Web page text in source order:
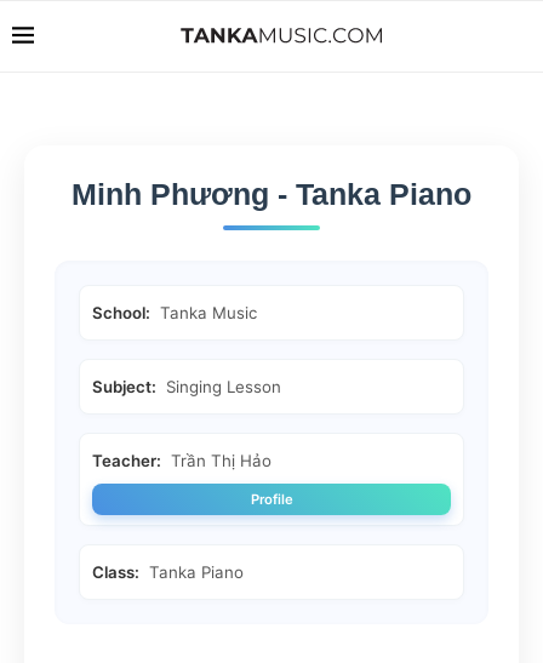
Minh Phương - Tanka Piano
School: Tanka Music
Subject: Singing Lesson
Teacher: Trần Thị Hảo
Profile
Class: Tanka Piano